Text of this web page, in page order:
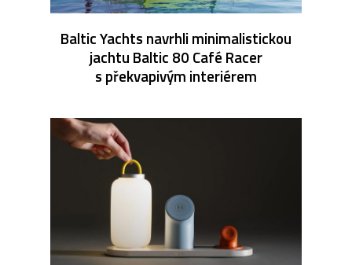
Baltic Yachts navrhli minimalistickou
jachtu Baltic 80 Café Racer
s překvapivým interiérem